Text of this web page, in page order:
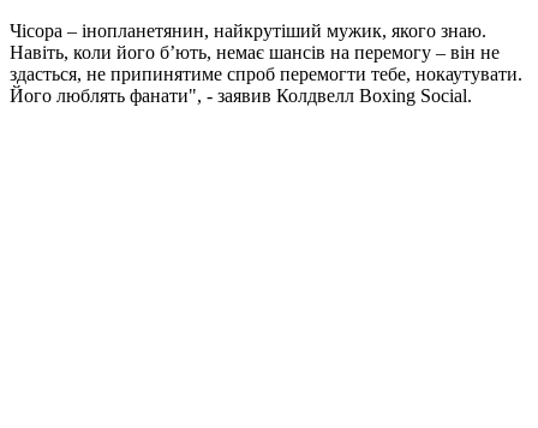
Чісора – інопланетянин, найкрутіший мужик, якого знаю.
Навіть, коли його бʼють, немає шансів на перемогу – він не
здасться, не припинятиме спроб перемогти тебе, нокаутувати.
Його люблять фанати", - заявив Колдвелл Boxing Social.